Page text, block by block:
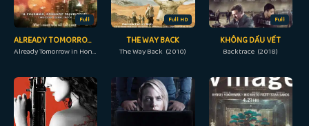
Full
ALREADY TOMORROW IN HONG KONG
Already Tomorrow in Hong Kong (2015)
Full HD
THE WAY BACK
The Way Back (2010)
Full
KHÔNG DẤU VẾT
Backtrace (2018)